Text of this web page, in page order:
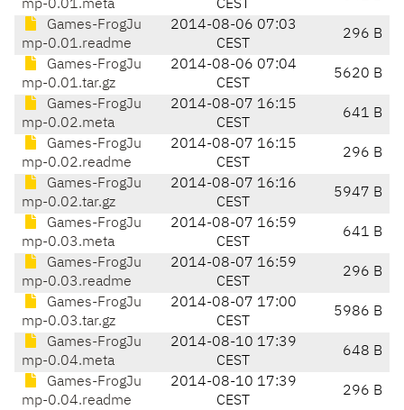
mp-0.01.meta
CEST
Games-FrogJu
mp-0.01.readme
2014-08-06 07:03
CEST
296 B
Games-FrogJu
mp-0.01.tar.gz
2014-08-06 07:04
CEST
5620 B
Games-FrogJu
mp-0.02.meta
2014-08-07 16:15
CEST
641 B
Games-FrogJu
mp-0.02.readme
2014-08-07 16:15
CEST
296 B
Games-FrogJu
mp-0.02.tar.gz
2014-08-07 16:16
CEST
5947 B
Games-FrogJu
mp-0.03.meta
2014-08-07 16:59
CEST
641 B
Games-FrogJu
mp-0.03.readme
2014-08-07 16:59
CEST
296 B
Games-FrogJu
mp-0.03.tar.gz
2014-08-07 17:00
CEST
5986 B
Games-FrogJu
mp-0.04.meta
2014-08-10 17:39
CEST
648 B
Games-FrogJu
mp-0.04.readme
2014-08-10 17:39
CEST
296 B